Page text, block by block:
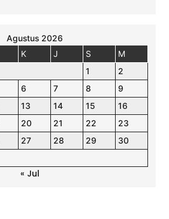
Agustus 2026
K J S
M
1
2
6 7 8
9
13 14 15
16
20 21 22
23
27 28 29
30
« Jul